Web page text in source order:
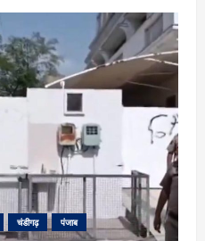
चंडीगढ़ पंजाब